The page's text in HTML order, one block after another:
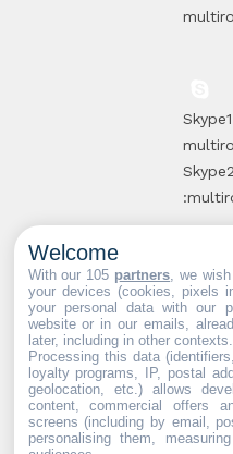
Skype2
10,
Brie-
Robert
94520
sur-
Welcome
With our 105 partners , we
your devices (cookies, pixels
your personal data with our
website or in our emails,
later, including in other contexts.
Processing this data
loyalty programs, IP, postal
geolocation, etc.) allows
content, commercial offers
screens (including by email,
personalising them,